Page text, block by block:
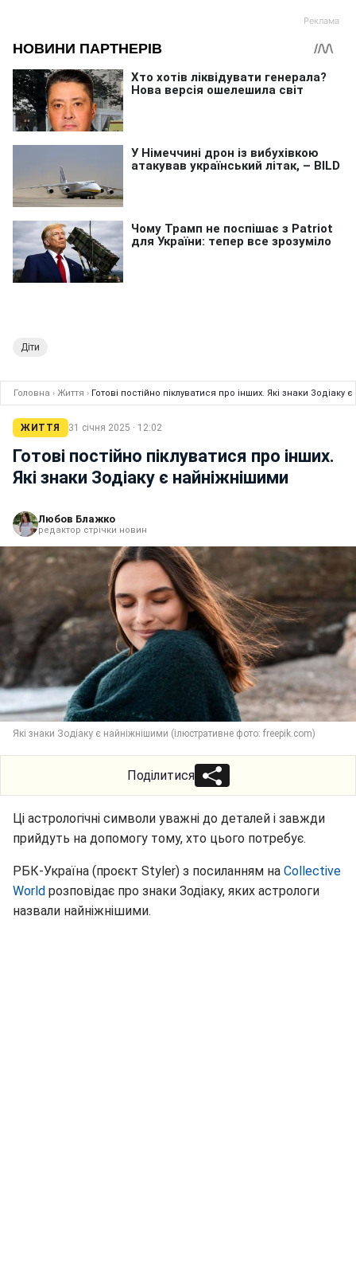
Діти
Головна › Життя › Готові постійно піклуватися про інших. Які знаки Зодіаку
ЖИТТЯ 31 січня 2025 · 12:02
Готові постійно піклуватися про інших.
Які знаки Зодіаку є найніжнішими
Любов Блажко
редактор стрічки новин
Які знаки Зодіаку є найніжнішими (ілюстративне фото: freepik.com)
Поділитися
Ці астрологічні символи уважні до деталей і завжди
прийдуть на допомогу тому, хто цього потребує.
РБК-Україна (проєкт Styler) з посиланням на Collective
World розповідає про знаки Зодіаку, яких астрологи
назвали найніжнішими.